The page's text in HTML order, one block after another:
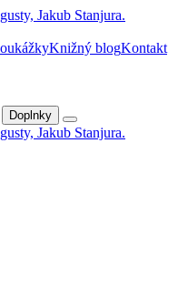
Knižný blogKontakt
Doplnky